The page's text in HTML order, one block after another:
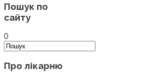
Пошук по
сайту
0
Про лікарню